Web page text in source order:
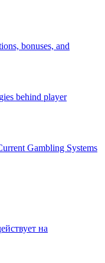
bonuses, and
behind player
Gambling Systems
на